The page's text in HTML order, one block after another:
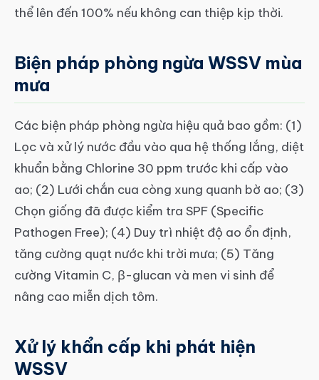
thể lên đến 100% nếu không can thiệp kịp thời.
Biện pháp phòng ngừa WSSV mùa
mưa
Các biện pháp phòng ngừa hiệu quả bao gồm: (1)
Lọc và xử lý nước đầu vào qua hệ thống lắng, diệt
khuẩn bằng Chlorine 30 ppm trước khi cấp vào
ao; (2) Lưới chắn cua còng xung quanh bờ ao; (3)
Chọn giống đã được kiểm tra SPF (Specific
Pathogen Free); (4) Duy trì nhiệt độ ao ổn định,
tăng cường quạt nước khi trời mưa; (5) Tăng
cường Vitamin C, β-glucan và men vi sinh để
nâng cao miễn dịch tôm.
Xử lý khẩn cấp khi phát hiện
WSSV